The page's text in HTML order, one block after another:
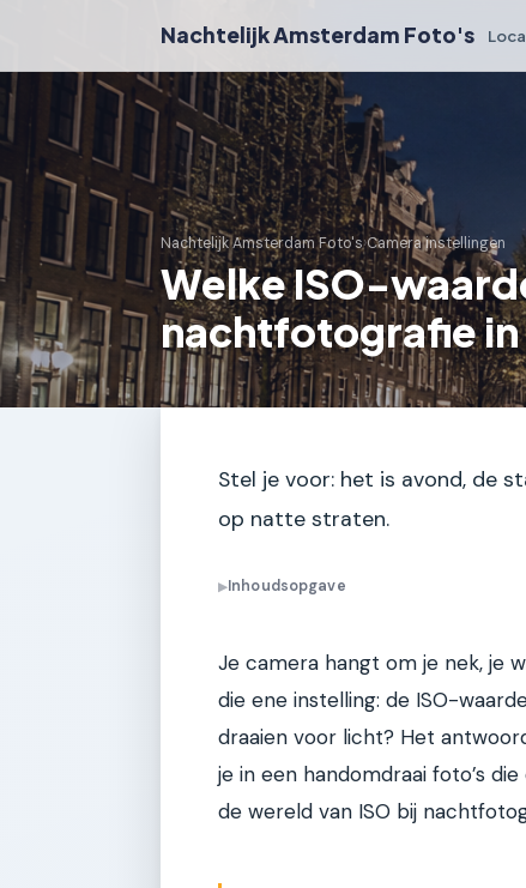
Nachtelijk Amsterdam Foto's
Nachtelijk Amsterdam Foto's›Camera instellingen
Welke ISO-
nachtfotografie
Stel je voor: het is avond, de
op natte straten.
▶Inhoudsopgave
Je camera hangt om je nek, je
die ene instelling: de ISO-
draaien voor licht? Het
je in een handomdraai foto’s
de wereld van ISO bij